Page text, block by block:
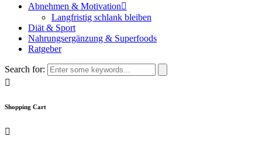
Abnehmen & Motivation
Langfristig schlank bleiben
Diät & Sport
Nahrungsergänzung & Superfoods
Ratgeber
Search for:
Shopping Cart